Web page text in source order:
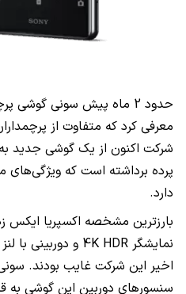
حدود 2 ماه پیش سونی گوشی پرچمدار
معرفی کرد که متفاوت از
شرکت اکنون از یک گوشی جدید
پرده برداشته است که
دارد.
بارزترین مشخصه اکسپریا ایکس
نمایشگر 4K HDR و دوربینی با
اخیر این شرکت غایب بودند.
سنسورهای دوربین این گوشی